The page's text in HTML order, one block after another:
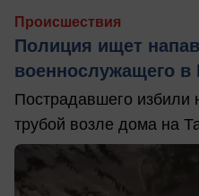
Происшествия
Полиция ищет
военнослужащего в
Пострадавшего избили
трубой возле дома на